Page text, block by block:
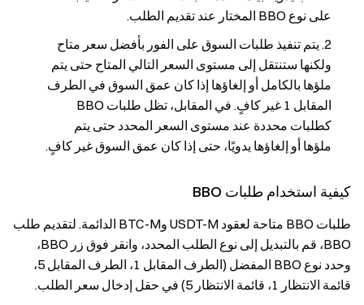
على نوع BBO المختار عند تقديم الطلب.
يتم تنفيذ طلبات السوق على الفور بأفضل سعر متاح
ولكنها ستنتقل إلى مستوى السعر التالي المتاح حتى يتم
ملؤها بالكامل أو إلغاؤها إذا كان عمق السوق في الطرف
المقابل 1 غير كافٍ. في المقابل، تظل طلبات BBO
كطلبات محددة عند مستوى السعر المحدد حتى يتم
ملؤها أو إلغاؤها يدويًا، حتى إذا كان عمق السوق غير كافٍ.
كيفية استخدام طلبات BBO
طلبات BBO متاحة لعقود USDT-M وBTC-M الدائمة. لتقديم طلب
BBO، قم بالتبديل إلى نوع الطلب المحدد، وانقر فوق زر BBO،
وحدد نوع BBO المفضل (الطرف المقابل 1، الطرف المقابل 5،
قائمة الانتظار 1، قائمة الانتظار 5) في حقل إدخال سعر الطلب.